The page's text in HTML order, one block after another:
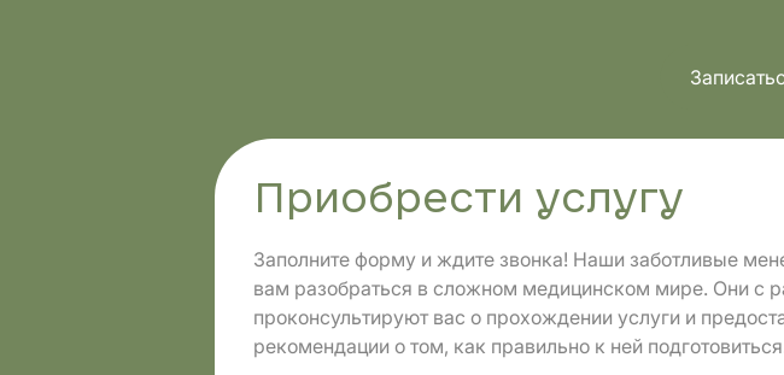
Направления
Приобрести услугу
Заполните форму и ждите звонка! Наши заботливые
вам разобраться в сложном медицинском мире. Они с
проконсультируют вас о прохождении услуги и
рекомендации о том, как правильно к ней